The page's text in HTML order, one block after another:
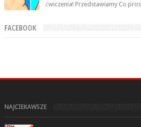
ćwiczenia! Przedstawiamy Co
FACEBOOK
NAJCIEKAWSZE